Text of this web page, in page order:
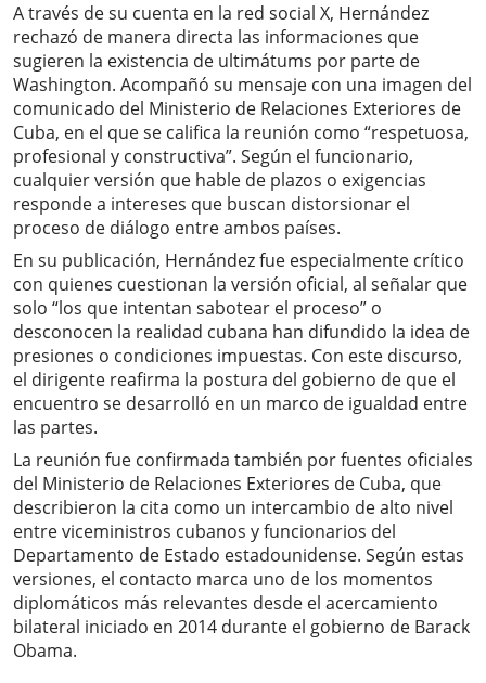
A través de su cuenta en la red social X, Hernández
rechazó de manera directa las informaciones que
sugieren la existencia de ultimátums por parte de
Washington. Acompañó su mensaje con una imagen del
comunicado del Ministerio de Relaciones Exteriores de
Cuba, en el que se califica la reunión como “respetuosa,
profesional y constructiva”. Según el funcionario,
cualquier versión que hable de plazos o exigencias
responde a intereses que buscan distorsionar el
proceso de diálogo entre ambos países.
En su publicación, Hernández fue especialmente crítico
con quienes cuestionan la versión oficial, al señalar que
solo “los que intentan sabotear el proceso” o
desconocen la realidad cubana han difundido la idea de
presiones o condiciones impuestas. Con este discurso,
el dirigente reafirma la postura del gobierno de que el
encuentro se desarrolló en un marco de igualdad entre
las partes.
La reunión fue confirmada también por fuentes oficiales
del Ministerio de Relaciones Exteriores de Cuba, que
describieron la cita como un intercambio de alto nivel
entre viceministros cubanos y funcionarios del
Departamento de Estado estadounidense. Según estas
versiones, el contacto marca uno de los momentos
diplomáticos más relevantes desde el acercamiento
bilateral iniciado en 2014 durante el gobierno de Barack
Obama.